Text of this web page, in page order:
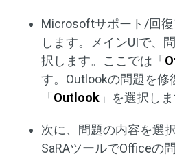
Microsoftサポート/回
します。メインUIで、
択します。ここでは「
す。Outlookの問題を修
「 Outlook 」を選択しま
次に、問題の内容を選
SaRAツールでOfficeの